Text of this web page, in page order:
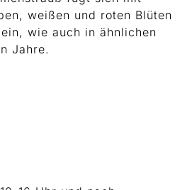
weißen und roten Blüten
wie auch in ähnlichen
Jahre.